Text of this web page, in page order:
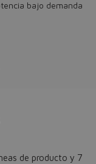
bajo demanda
de producto y 7